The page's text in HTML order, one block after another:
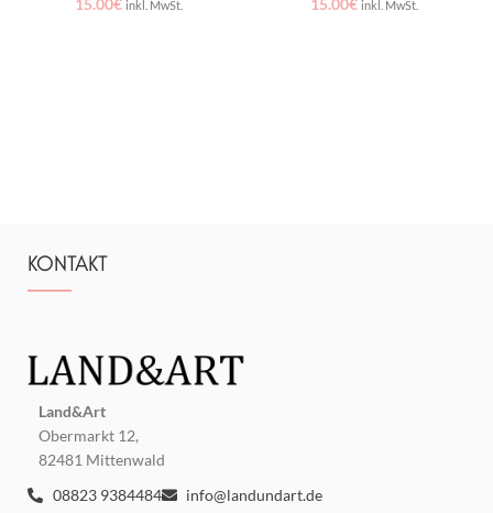
15.00€ inkl. MwSt. 15.00€ inkl. MwSt.
KONTAKT
Land&Art
Obermarkt 12,
82481 Mittenwald
08823 9384484
info@landundart.de